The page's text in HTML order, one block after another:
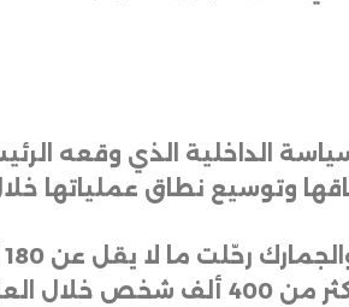
قانون السياسة الداخلية الذي
وتوسيع نطاق عملياتها
في يناير الماضي. وبالوتيرة الحالية،